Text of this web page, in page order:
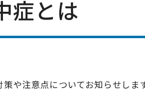
症とは
策や注意点についてお知らせしま